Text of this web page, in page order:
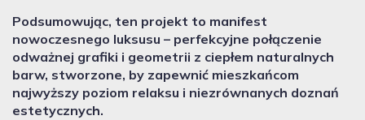
Podsumowując, ten projekt to manifest
nowoczesnego luksusu – perfekcyjne połączenie
odważnej grafiki i geometrii z ciepłem naturalnych
barw, stworzone, by zapewnić mieszkańcom
najwyższy poziom relaksu i niezrównanych doznań
estetycznych.